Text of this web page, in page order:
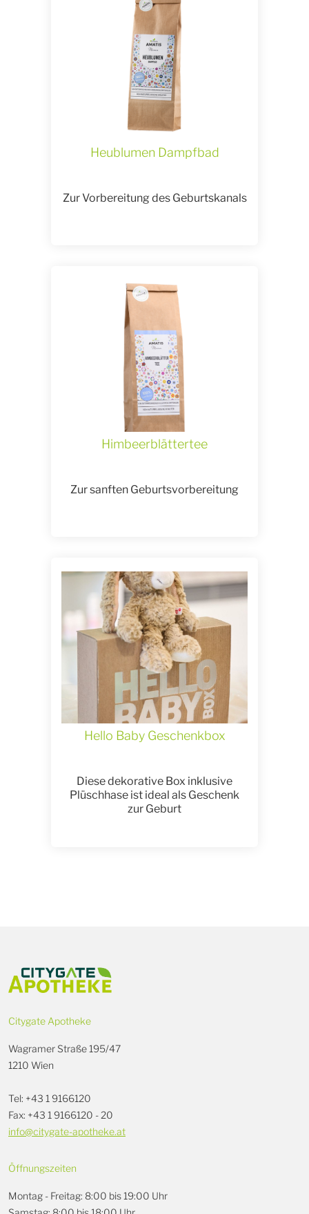
Heublumen Dampfbad
Zur Vorbereitung des Geburtskanals
Himbeerblättertee
Zur sanften Geburtsvorbereitung
Hello Baby Geschenkbox
Diese dekorative Box inklusive
Plüschhase ist ideal als Geschenk
zur Geburt
Citygate Apotheke
Wagramer Straße 195/47
1210 Wien
Tel: +43 1 9166120
Fax: +43 1 9166120 - 20
info@citygate-apotheke.at
Öffnungszeiten
Montag - Freitag: 8:00 bis 19:00 Uhr